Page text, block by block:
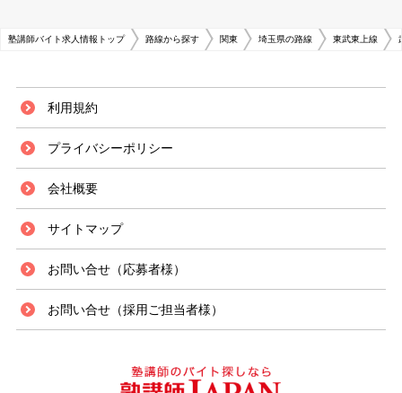
塾講師バイト求人情報トップ 路線から探す 関東 埼玉県の路線 東武東上線
利用規約
プライバシーポリシー
会社概要
サイトマップ
お問い合せ（応募者様）
お問い合せ（採用ご担当者様）